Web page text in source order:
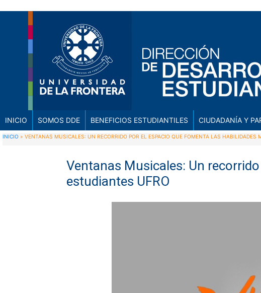
INICIO SOMOS DDE BENEFICIOS ESTUDIANTILES CIUDADANÍA Y
INICIO » VENTANAS MUSICALES: UN RECORRIDO POR EL ESPACIO QUE FOMENTA LAS HABILIDADES
Ventanas Musicales: Un
estudiantes UFRO